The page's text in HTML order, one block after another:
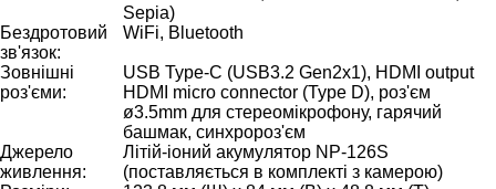
Sepia)
Бездротовий
зв'язок:
WiFi, Bluetooth
Зовнішні
роз'єми:
USB Type-C (USB3.2 Gen2x1), HDMI output
HDMI micro connector (Type D), роз'єм
ø3.5mm для стереомікрофону, гарячий
башмак, синхророз'єм
Джерело
живлення:
Літій-іоний акумулятор NP-126S
(поставляється в комплекті з камерою)